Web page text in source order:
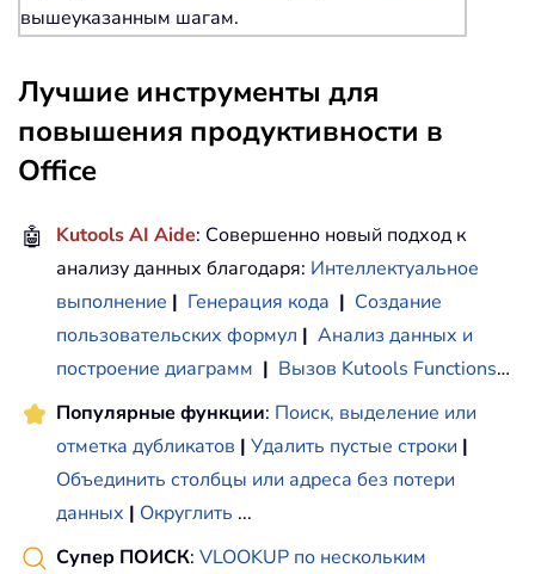
вышеуказанным шагам.
Лучшие инструменты для
повышения продуктивности в
Office
🤖 Kutools AI Aide: Совершенно новый подход к
анализу данных благодаря: Интеллектуальное
выполнение | Генерация кода | Создание
пользовательских формул | Анализ данных и
построение диаграмм | Вызов Kutools Functions…
Популярные функции: Поиск, выделение или
отметка дубликатов | Удалить пустые строки |
Объединить столбцы или адреса без потери
данных | Округлить ...
Супер ПОИСК: VLOOKUP по нескольким